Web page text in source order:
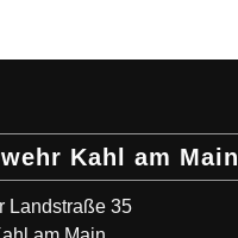
Kahl am Main
Landstraße 35